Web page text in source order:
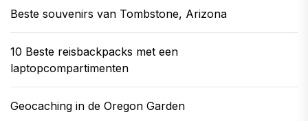
Beste souvenirs van Tombstone, Arizona
10 Beste reisbackpacks met een
laptopcompartimenten
Geocaching in de Oregon Garden